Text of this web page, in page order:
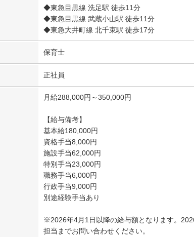
◆東急目黒線 洗足駅 徒歩11分
◆東急目黒線 武蔵小山駅 徒歩11分
◆東急大井町線 北千束駅 徒歩17分
保育士
正社員
月給288,000円～350,000円
【給与備考】
基本給180,000円
資格手当8,000円
施設手当62,000円
特別手当23,000円
職務手当6,000円
行政手当9,000円
別途経験手当あり
※2026年4月1日以降の給与額となります。
担当までお問い合わせください。